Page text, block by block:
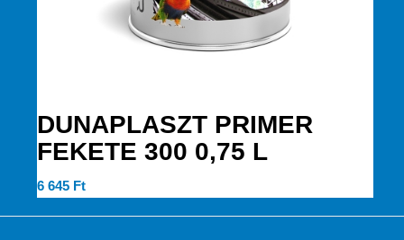
DUNAPLASZT PRIMER
FEKETE 300 0,75 L
6 645 Ft